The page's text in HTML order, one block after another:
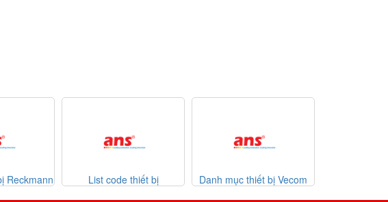
List code thiết bị
Danh mục thiết bị Vecom
Danh mục thiết bị Watlow